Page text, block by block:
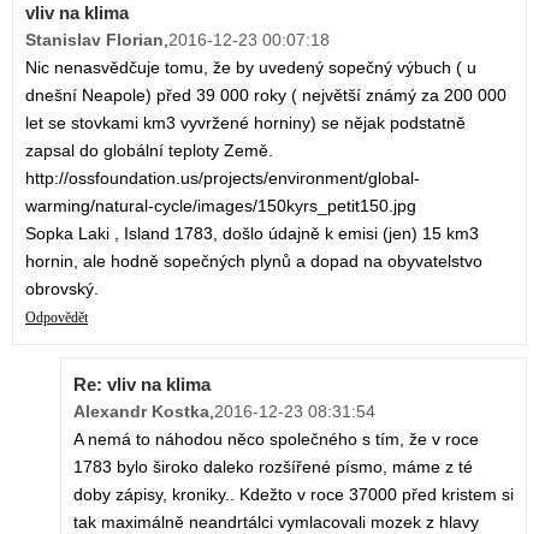
vliv na klima
Stanislav Florian,2016-12-23 00:07:18
Nic nenasvědčuje tomu, že by uvedený sopečný výbuch ( u
dnešní Neapole) před 39 000 roky ( největší známý za 200 000
let se stovkami km3 vyvržené horniny) se nějak podstatně
zapsal do globální teploty Země.
http://ossfoundation.us/projects/environment/global-
warming/natural-cycle/images/150kyrs_petit150.jpg
Sopka Laki , Island 1783, došlo údajně k emisi (jen) 15 km3
hornin, ale hodně sopečných plynů a dopad na obyvatelstvo
obrovský.
Odpovědět
Re: vliv na klima
Alexandr Kostka,2016-12-23 08:31:54
A nemá to náhodou něco společného s tím, že v roce
1783 bylo široko daleko rozšířené písmo, máme z té
doby zápisy, kroniky.. Kdežto v roce 37000 před kristem si
tak maximálně neandrtálci vymlacovali mozek z hlavy